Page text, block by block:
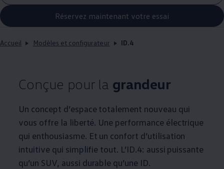
Réservez maintenant votre essai
Accueil Modèles et configurateur ID.4
Conçue pour la grandeur
Un concept d’espace totalement nouveau qui
vous offre la liberté. Une performance électrique
qui enthousiasme. Et un confort d’utilisation
intuitive qui simplifie tout. L’ID.4: aussi puissante
qu’un SUV, aussi durable qu’une ID.